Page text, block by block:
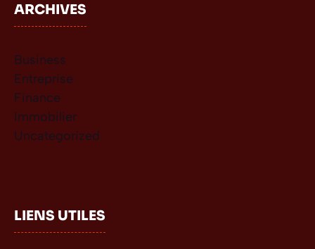
ARCHIVES
Business
Entreprise
Finance
Immobilier
Uncategorized
LIENS UTILES